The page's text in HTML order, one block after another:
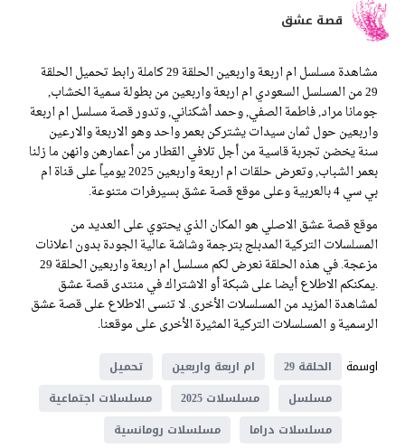
قصة عشق
مشاهدة مسلسل ام اربعة واربعين الحلقة 29 كاملة رابط تحميل الحلقة
29 من المسلسل السعودي ام اربعة واربعين من بطولة سمية الخشاب,
جومانا مراد, فاطمة الصفي, وحمد أشكناني, وتدور قصة مسلسل ام اربعة
واربعين حول ثمان سيدات يشتركن بعمر واحد وهو الاربعة والارعين
سنة يخضن تجربة قاسية من أجل تلافي القطار من أعمارهن وانهن ما زلنا
بعمر الشباب, وتعرض حلقات ام اربعة واربعين 2025 يومياً على قناة ام
بي سي 4 بالعربية وعلى موقع قصة عشق بسيرفرات متنوعة.
موقع قصة عشق الاصلي هو المكان الذي يحتوي على العديد من
المسلسلات التركية المدبلج بترجمة وشاشة عالية الجودة بدون اعلانات
مزعجة. في هذه الحلقة نعرض لكم مسلسل ام اربعة واربعين الحلقة 29
.يمكنكم الاطلاع أيضا على شبكة أو الاشتراك في منتدى قصة عشق
لمشاهدة المزيد من المسلسلات الأخرى. لا تنسى الاطلاع على قصة عشق
الرسمية و المسلسلات التركية المثيرة الأخرى على موقعنا.
اوسمة
الحلقة 29 ام اربعة واربعين
تحميل
مسلسل
مسلسلات 2025
مسلسلات اجتماعية
مسلسلات دراما
مسلسلات رومانسية